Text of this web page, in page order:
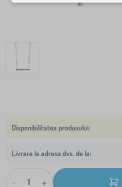
Livrare la adresa dvs. de la:
- +